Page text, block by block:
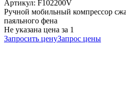
Артикул: F102200V
Ручной мобильный компрессор
паяльного фена
Не указана цена за 1
Запросить ценуЗапрос цены